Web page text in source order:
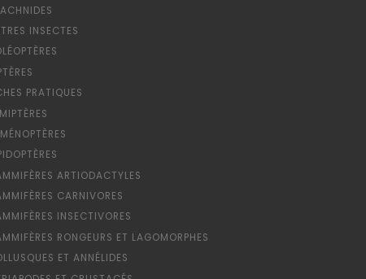
INSECTES
PRATIQUES
ARTIODACTYLES
CARNIVORES
INSECTIVORES
RONGEURS ET LAGOMORPHES
ET ANNÉLIDES